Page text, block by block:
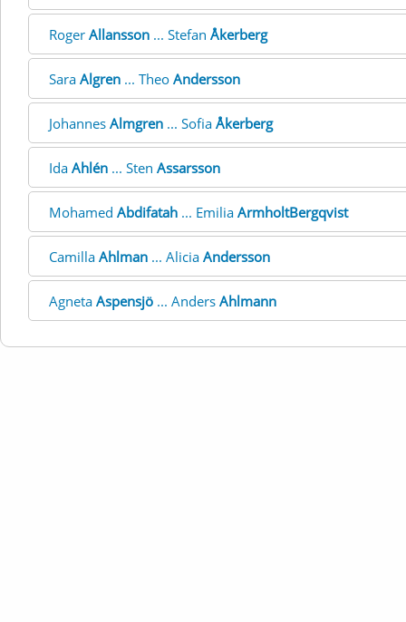
Roger Allansson ... Stefan Åkerberg
Sara Algren ... Theo Andersson
Johannes Almgren ... Sofia Åkerberg
Ida Ahlén ... Sten Assarsson
Mohamed Abdifatah ... Emilia ArmholtBergqvist
Camilla Ahlman ... Alicia Andersson
Agneta Aspensjö ... Anders Ahlmann